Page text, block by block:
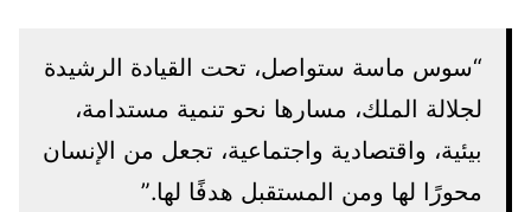
“سوس ماسة ستواصل، تحت القيادة الرشيدة
لجلالة الملك، مسارها نحو تنمية مستدامة،
بيئية، واقتصادية واجتماعية، تجعل من الإنسان
محورًا لها ومن المستقبل هدفًا لها.”